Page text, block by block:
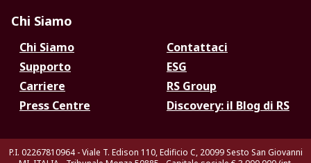
Chi Siamo
Chi Siamo
Contattaci
Supporto
ESG
Carriere
RS Group
Press Centre
Discovery: il Blog di RS
P.I. 02267810964 - Viale T. Edison 110, Edificio C, 20099 Sesto San Giovanni